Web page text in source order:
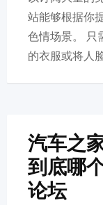
站能够根据你
色情场景。 只
的衣服或将人
汽车之
到底哪
论坛